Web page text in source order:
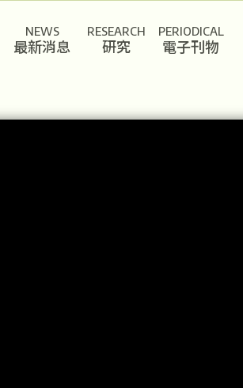
最新消息
NEWS
研究
RESEARCH
電子刊物
PERIODICAL